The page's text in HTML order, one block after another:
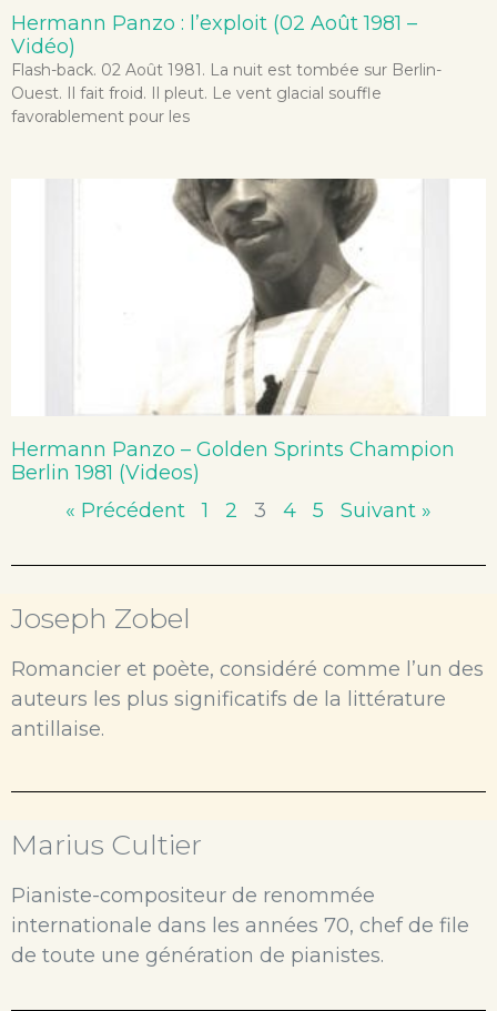
Hermann Panzo : l’exploit (02 Août 1981 –
Vidéo)
Flash-back. 02 Août 1981. La nuit est tombée sur Berlin-
Ouest. Il fait froid. Il pleut. Le vent glacial souffle
favorablement pour les
Hermann Panzo – Golden Sprints Champion
Berlin 1981 (Videos)
« Précédent
1 2 3 4 5 Suivant »
Joseph Zobel
Romancier et poète, considéré comme l’un des
auteurs les plus significatifs de la littérature
antillaise.
Marius Cultier
Pianiste-compositeur de renommée
internationale dans les années 70, chef de file
de toute une génération de pianistes.